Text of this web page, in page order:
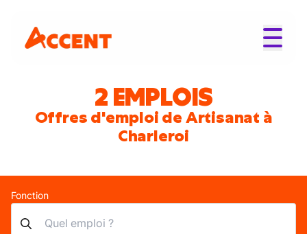
2 EMPLOIS
Offres d'emploi de Artisanat à
Charleroi
Fonction